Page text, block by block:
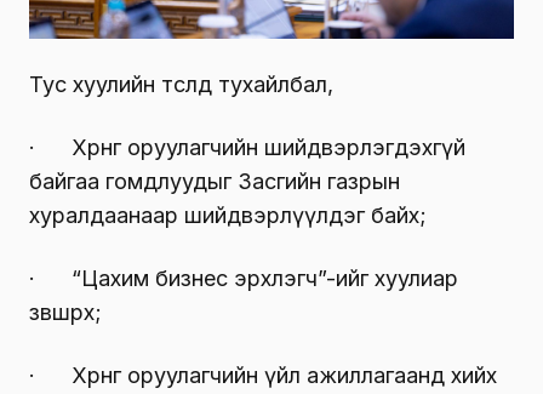
Тус хуулийн төсөлд тухайлбал,
· Хөрөнгө оруулагчийн шийдвэрлэгдэхгүй
байгаа гомдлуудыг Засгийн газрын
хуралдаанаар шийдвэрлүүлдэг байх;
· “Цахим бизнес эрхлэгч”-ийг хуулиар
зөвшөөрөх;
· Хөрөнгө оруулагчийн үйл ажиллагаанд хийх